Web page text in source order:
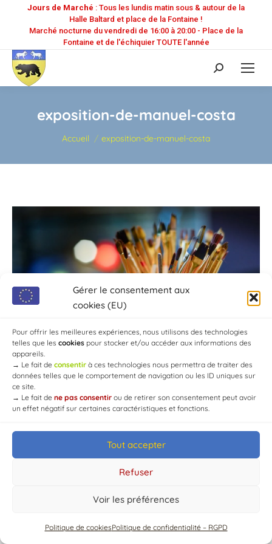
Gérer le consentement aux
cookies (EU)
Pour offrir les meilleures expériences, nous utilisons des technologies
telles que les cookies pour stocker et/ou accéder aux informations des
appareils.
→ Le fait de consentir à ces technologies nous permettra de traiter des
données telles que le comportement de navigation ou les ID uniques sur
ce site.
→ Le fait de ne pas consentir ou de retirer son consentement peut avoir
un effet négatif sur certaines caractéristiques et fonctions.
Tout accepter
Refuser
Voir les préférences
Politique de cookiesPolitique de confidentialité – RGPD
Jours de Marché : Tous les lundis matin sous & autour de la
Halle Baltard et place de la Fontaine !
Marché nocturne du vendredi de 16:00 à 20:00 - Place de la
Fontaine et de l'échiquier TOUTE l'année
Recherche
:
exposition-de-manuel-costa
Vous êtes ici :
Accueil exposition-de-manuel-costa
Developed byWEB3-DESIGN